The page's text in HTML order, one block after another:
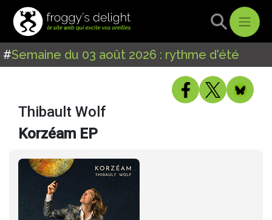
#Semaine du 03 août 2026 : rythme d'été
Thibault Wolf
Korzéam EP